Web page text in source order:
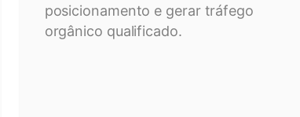
posicionamento e gerar tráfego
orgânico qualificado.